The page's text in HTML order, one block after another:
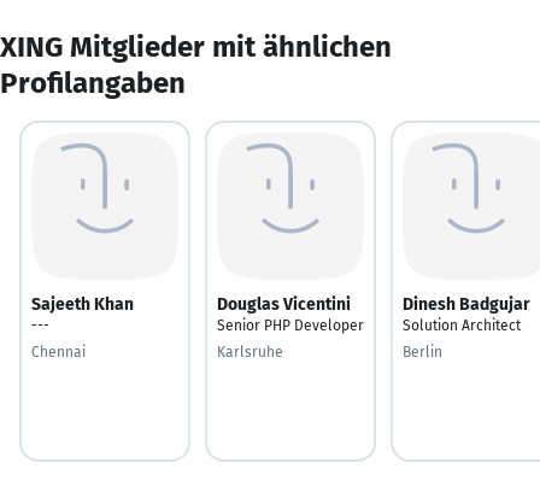
XING Mitglieder mit ähnlichen
Profilangaben
Sajeeth Khan
---
Chennai
Douglas Vicentini
Senior PHP Developer
Karlsruhe
Dinesh Badgujar
Solution Architect
Berlin